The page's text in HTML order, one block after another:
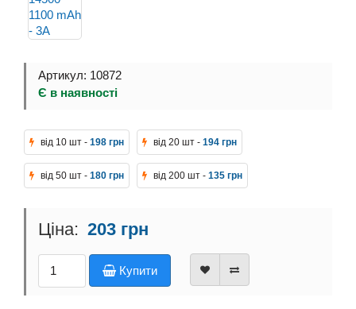
Артикул: 10872
Є в наявності
від 10 шт - 198 грн від 20 шт - 194 грн
від 50 шт - 180 грн від 200 шт - 135 грн
203 грн
Купити